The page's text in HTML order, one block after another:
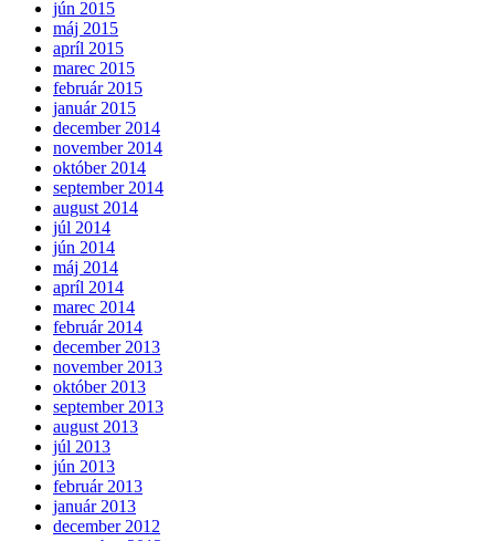
jún 2015
máj 2015
apríl 2015
marec 2015
február 2015
január 2015
december 2014
november 2014
október 2014
september 2014
august 2014
júl 2014
jún 2014
máj 2014
apríl 2014
marec 2014
február 2014
december 2013
november 2013
október 2013
september 2013
august 2013
júl 2013
jún 2013
február 2013
január 2013
december 2012